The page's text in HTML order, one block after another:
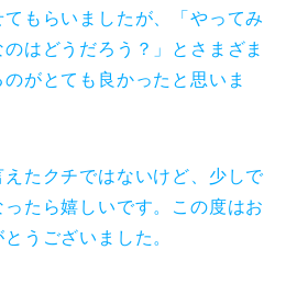
もらいましたが、「やってみ
はどうだろう？」とさまざま
がとても良かったと思いま
たクチではないけど、少しで
たら嬉しいです。この度はお
うございました。